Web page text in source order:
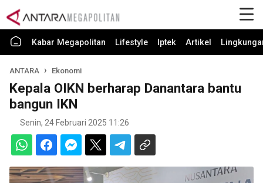
Kabar Megapolitan Lifestyle Iptek Artikel
ANTARA Ekonomi
Kepala OIKN berharap Danantara bantu
bangun IKN
Senin, 24 Februari 2025 11:26